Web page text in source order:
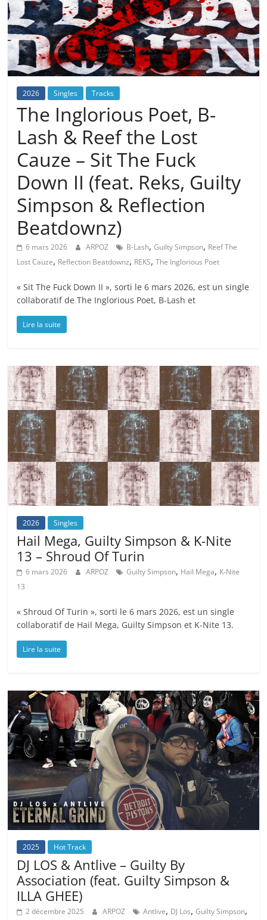
2026 Singles Tracks
The Inglorious Poet, B-
Lash & Reef the Lost
Cauze – Sit The Fuck
Down II (feat. Reks, Guilty
Simpson & Reflection
Beatdownz)
6 mars 2026 ARPOZ B-Lash,Guilty Simpson, Reef The
Lost Cauze, Reflection Beatdownz, REKS,The Inglorious Poet
« Sit The Fuck Down II », sorti le 6 mars 2026, est un single
collaboratif de The Inglorious Poet, B-Lash et
Lire la suite
2026 Singles
Hail Mega, Guilty Simpson & K-Nite
13 – Shroud Of Turin
6 mars 2026 ARPOZ Guilty Simpson, Hail Mega, K-Nite
13
« Shroud Of Turin », sorti le 6 mars 2026, est un single
collaboratif de Hail Mega, Guilty Simpson et K-Nite 13.
Lire la suite
2025 Hot Track
DJ LOS & Antlive – Guilty By
Association (feat. Guilty Simpson &
ILLA GHEE)
2 décembre 2025 ARPOZ Antlive, DJ Los,Guilty Simpson,